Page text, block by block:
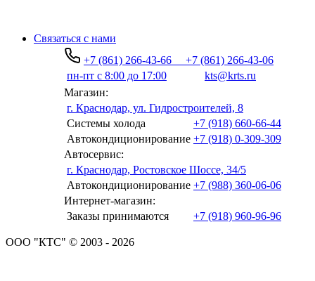
Связаться с нами
+7 (861) 266-43-66
+7 (861) 266-43-06
пн-пт с 8:00 до 17:00
kts@krts.ru
Магазин:
г. Краснодар, ул. Гидростроителей, 8
Системы холода
+7 (918) 660-66-44
Автокондиционирование +7 (918) 0-309-309
Автосервис:
г. Краснодар, Ростовское Шоссе, 34/5
Автокондиционирование +7 (988) 360-06-06
Интернет-магазин:
Заказы принимаются
+7 (918) 960-96-96
ООО "КТС" © 2003 - 2026